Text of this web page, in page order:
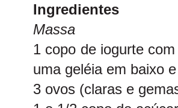
Ingredientes
Massa
1 copo de iogurte
uma geléia em baixo
3 ovos (claras e